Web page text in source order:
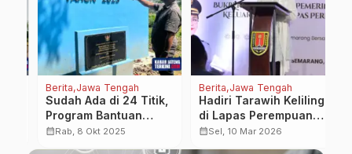
Berita Jawa Tengah
Sudah Ada di 24 Titik,
Program Bantuan
SPAM Jadi Solusi
Rab, 8 Okt 2025
Berita Jawa Tengah
Hadiri Tarawih Keliling
di Lapas Perempuan
Bulu, Agustina Ungkap
Sel, 10 Mar 2026